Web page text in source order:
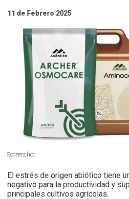
11 de Febrero 2025
Screenshot
El estrés de origen abiótico tiene
negativo para la productividad y
principales cultivos agrícolas.